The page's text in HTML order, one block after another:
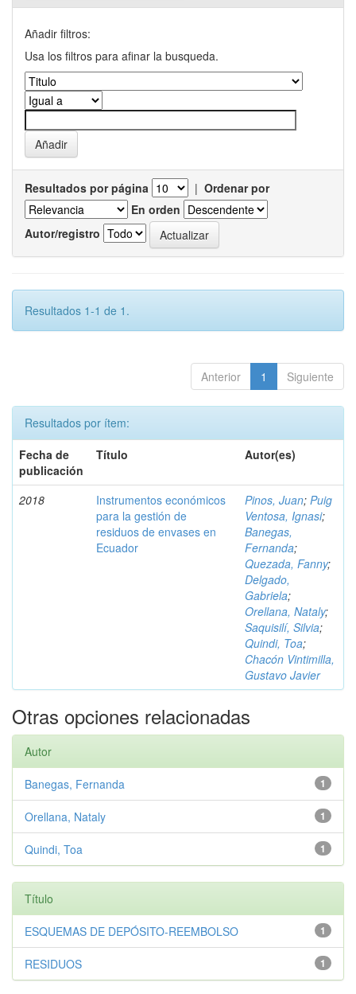
Añadir filtros:
Usa los filtros para afinar la busqueda.
Resultados por página | Ordenar por
En orden
Autor/registro
Resultados 1-1 de 1.
Anterior 1 Siguiente
Resultados por ítem:
Fecha de
publicación
Título Autor(es)
2018
Instrumentos económicos
para la gestión de
residuos de envases en
Ecuador
Pinos, Juan; Puig
Ventosa, Ignasi;
Banegas,
Fernanda;
Quezada, Fanny;
Delgado,
Gabriela;
Orellana, Nataly;
Saquisilí, Silvia;
Quindi, Toa;
Chacón Vintimilla,
Gustavo Javier
Otras opciones relacionadas
Autor
1
Banegas, Fernanda
1
Orellana, Nataly
1
Quindi, Toa
Título
1
ESQUEMAS DE DEPÓSITO-REEMBOLSO
1
RESIDUOS